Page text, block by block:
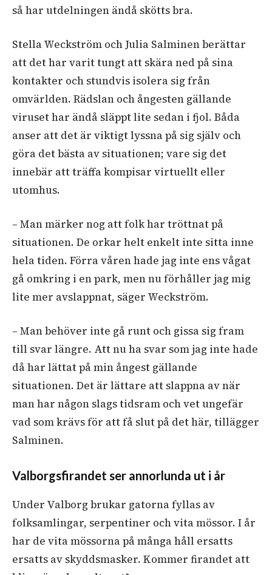
så har utdelningen ändå skötts bra.
Stella Weckström och Julia Salminen berättar
att det har varit tungt att skära ned på sina
kontakter och stundvis isolera sig från
omvärlden. Rädslan och ångesten gällande
viruset har ändå släppt lite sedan i fjol. Båda
anser att det är viktigt lyssna på sig själv och
göra det bästa av situationen; vare sig det
innebär att träffa kompisar virtuellt eller
utomhus.
– Man märker nog att folk har tröttnat på
situationen. De orkar helt enkelt inte sitta inne
hela tiden. Förra våren hade jag inte ens vågat
gå omkring i en park, men nu förhåller jag mig
lite mer avslappnat, säger Weckström.
– Man behöver inte gå runt och gissa sig fram
till svar längre. Att nu ha svar som jag inte hade
då har lättat på min ångest gällande
situationen. Det är lättare att slappna av när
man har någon slags tidsram och vet ungefär
vad som krävs för att få slut på det här, tillägger
Salminen.
Valborgsfirandet ser annorlunda ut i år
Under Valborg brukar gatorna fyllas av
folksamlingar, serpentiner och vita mössor. I år
har de vita mössorna på många håll ersatts
ersatts av skyddsmasker. Kommer firandet att